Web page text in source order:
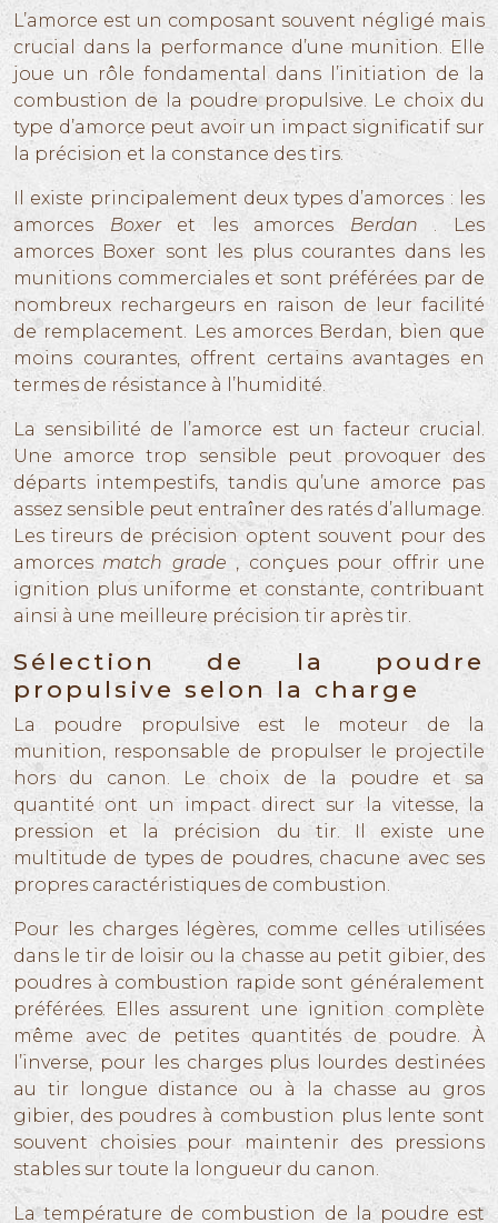
L’amorce est un composant souvent négligé mais
crucial dans la performance d’une munition. Elle
joue un rôle fondamental dans l’initiation de la
combustion de la poudre propulsive. Le choix du
type d’amorce peut avoir un impact significatif sur
la précision et la constance des tirs.
Il existe principalement deux types d’amorces : les
amorces Boxer et les amorces Berdan . Les
amorces Boxer sont les plus courantes dans les
munitions commerciales et sont préférées par de
nombreux rechargeurs en raison de leur facilité
de remplacement. Les amorces Berdan, bien que
moins courantes, offrent certains avantages en
termes de résistance à l’humidité.
La sensibilité de l’amorce est un facteur crucial.
Une amorce trop sensible peut provoquer des
départs intempestifs, tandis qu’une amorce pas
assez sensible peut entraîner des ratés d’allumage.
Les tireurs de précision optent souvent pour des
amorcesmatch grade , conçues pour offrir une
ignition plus uniforme et constante, contribuant
ainsi à une meilleure précision tir après tir.
Sélection de la poudre
propulsive selon la charge
La poudre propulsive est le moteur de la
munition, responsable de propulser le projectile
hors du canon. Le choix de la poudre et sa
quantité ont un impact direct sur la vitesse, la
pression et la précision du tir. Il existe une
multitude de types de poudres, chacune avec ses
propres caractéristiques de combustion.
Pour les charges légères, comme celles utilisées
dans le tir de loisir ou la chasse au petit gibier, des
poudres à combustion rapide sont généralement
préférées. Elles assurent une ignition complète
même avec de petites quantités de poudre. À
l’inverse, pour les charges plus lourdes destinées
au tir longue distance ou à la chasse au gros
gibier, des poudres à combustion plus lente sont
souvent choisies pour maintenir des pressions
stables sur toute la longueur du canon.
La température de combustion de la poudre est